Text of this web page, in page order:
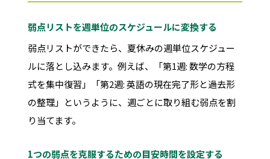
弱点リストを週単位のスケジュールに変換する
弱点リストができたら、夏休みの週単位スケジュー
ルに落とし込みます。例えば、「第1週: 数学の方程
式を集中復習」「第2週: 英語の現在完了形と過去形
の整理」というように、週ごとに取り組む弱点を割
り当てます。
1つの弱点を克服するための目安時間を設定する